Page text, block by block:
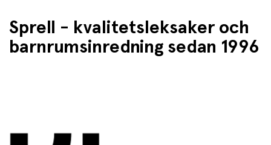
Sprell - kvalitetsleksaker och
barnrumsinredning sedan 1996